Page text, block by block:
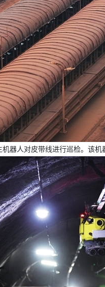
器人对皮带线进行巡检。该